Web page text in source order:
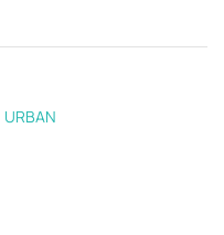
URBAN